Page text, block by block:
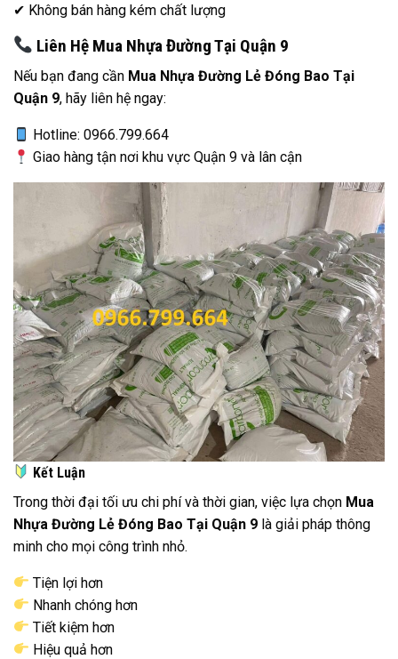
✔ Không bán hàng kém chất lượng
Liên Hệ Mua Nhựa Đường Tại Quận 9
Nếu bạn đang cần Mua Nhựa Đường Lẻ Đóng Bao Tại
Quận 9, hãy liên hệ ngay:
Hotline: 0966.799.664
Giao hàng tận nơi khu vực Quận 9 và lân cận
Kết Luận
Trong thời đại tối ưu chi phí và thời gian, việc lựa chọn Mua
Nhựa Đường Lẻ Đóng Bao Tại Quận 9 là giải pháp thông
minh cho mọi công trình nhỏ.
Tiện lợi hơn
Nhanh chóng hơn
Tiết kiệm hơn
Hiệu quả hơn